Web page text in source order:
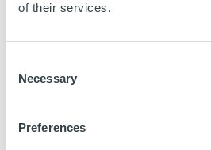
of their services.
Selection
Necessary
Preferences
gestion d'actifs chez ING
The University of
of Business (MBA) - The Johns